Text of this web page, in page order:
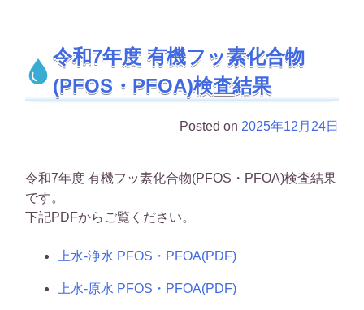
令和7年度 有機フッ素化合物
(PFOS・PFOA)検査結果
Posted on 2025年12月24日
令和7年度 有機フッ素化合物(PFOS・PFOA)検査結果
です。
下記PDFからご覧ください。
上水-浄水 PFOS・PFOA(PDF)
上水-原水 PFOS・PFOA(PDF)